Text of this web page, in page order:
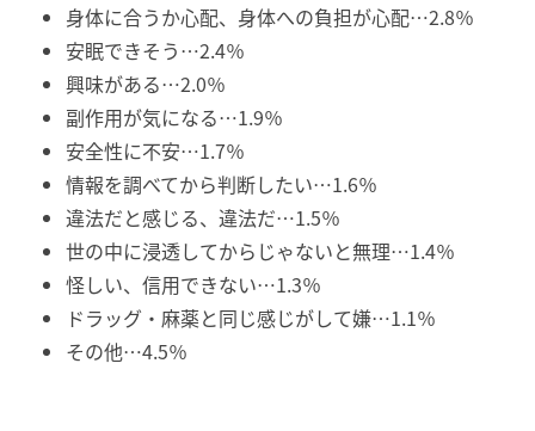
身体に合うか心配、身体への負担が心配…2.8％
安眠できそう…2.4％
興味がある…2.0％
副作用が気になる…1.9％
安全性に不安…1.7％
情報を調べてから判断したい…1.6％
違法だと感じる、違法だ…1.5％
世の中に浸透してからじゃないと無理…1.4％
怪しい、信用できない…1.3％
ドラッグ・麻薬と同じ感じがして嫌…1.1％
その他…4.5％